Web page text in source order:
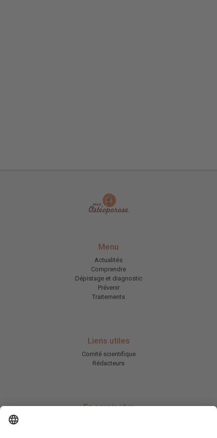
Menu
Actualités
Comprendre
Dépistage et diagnostic
Prévenir
Traitements
Liens utiles
Comité scientifique
Rédacteurs
En savoir plus